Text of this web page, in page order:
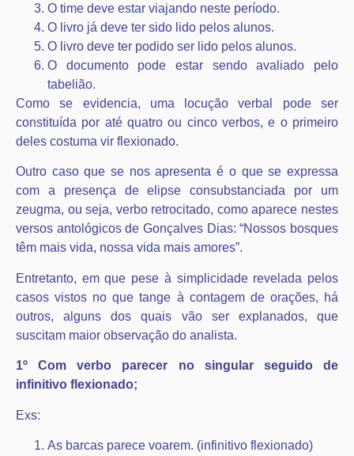
O time deve estar viajando neste período.
O livro já deve ter sido lido pelos alunos.
O livro deve ter podido ser lido pelos alunos.
O documento pode estar sendo avaliado pelo
tabelião.
Como se evidencia, uma locução verbal pode ser
constituída por até quatro ou cinco verbos, e o primeiro
deles costuma vir flexionado.
Outro caso que se nos apresenta é o que se expressa
com a presença de elipse consubstanciada por um
zeugma, ou seja, verbo retrocitado, como aparece nestes
versos antológicos de Gonçalves Dias: “Nossos bosques
têm mais vida, nossa vida mais amores”.
Entretanto, em que pese à simplicidade revelada pelos
casos vistos no que tange à contagem de orações, há
outros, alguns dos quais vão ser explanados, que
suscitam maior observação do analista.
1º Com verbo parecer no singular seguido de
infinitivo flexionado;
Exs:
As barcas parece voarem. (infinitivo flexionado)